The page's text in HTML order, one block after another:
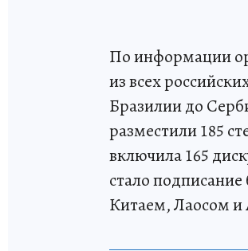
По информации
из всех
Бразилии до
разместили 185
включила 165
стало
Китаем, Лаосом и